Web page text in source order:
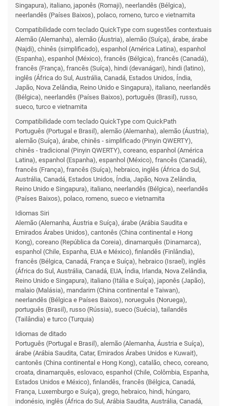
Singapura), italiano, japonês (Romaji), neerlandês (Bélgica),
neerlandês (Países Baixos), polaco, romeno, turco e vietnamita
Compati­bilidade com teclado QuickType com sugestões contextuais
Alemão (Alemanha), alemão (Áustria), alemão (Suíça), árabe, árabe
(Najdi), chinês (simplificado), espanhol (América Latina), espanhol
(Espanha), espanhol (México), francês (Bélgica), francês (Canadá),
francês (França), francês (Suíça), hindi (devanágari), hindi (latino),
inglês (África do Sul, Austrália, Canadá, Estados Unidos, Índia,
Japão, Nova Zelândia, Reino Unido e Singapura), italiano, neerlandês
(Bélgica), neerlandês (Países Baixos), português (Brasil), russo,
sueco, turco e vietnamita
Compati­bilidade com teclado QuickType com QuickPath
Português (Portugal e Brasil), alemão (Alemanha), alemão (Áustria),
alemão (Suíça), árabe, chinês - simplificado (Pinyin QWERTY),
chinês - tradicional (Pinyin QWERTY), coreano, espanhol (América
Latina), espanhol (Espanha), espanhol (México), francês (Canadá),
francês (França), francês (Suíça), hebraico, inglês (África do Sul,
Austrália, Canadá, Estados Unidos, Índia, Japão, Nova Zelândia,
Reino Unido e Singapura), italiano, neerlandês (Bélgica), neerlandês
(Países Baixos), polaco, romeno, sueco e vietnamita
Idiomas Siri
Alemão (Alemanha, Áustria e Suíça), árabe (Arábia Saudita e
Emirados Árabes Unidos), cantonês (China continental e Hong
Kong), coreano (República da Coreia), dinamarquês (Dinamarca),
espanhol (Chile, Espanha, EUA e México), finlandês (Finlândia),
francês (Bélgica, Canadá, França e Suíça), hebraico (Israel), inglês
(África do Sul, Austrália, Canadá, EUA, Índia, Irlanda, Nova Zelândia,
Reino Unido e Singapura), italiano (Itália e Suíça), japonês (Japão),
malaio (Malásia), mandarim (China continental e Taiwan),
neerlandês (Bélgica e Países Baixos), norueguês (Noruega),
português (Brasil), russo (Rússia), sueco (Suécia), tailandês
(Tailândia) e turco (Turquia)
Idiomas de ditado
Português (Portugal e Brasil), alemão (Alemanha, Áustria e Suíça),
árabe (Arábia Saudita, Catar, Emirados Árabes Unidos e Kuwait),
cantonês (China continental e Hong Kong), catalão, checo, coreano,
croata, dinamarquês, eslovaco, espanhol (Chile, Colômbia, Espanha,
Estados Unidos e México), finlandês, francês (Bélgica, Canadá,
França, Luxemburgo e Suíça), grego, hebraico, hindi, húngaro,
indonésio, inglês (África do Sul, Arábia Saudita, Austrália, Canadá,